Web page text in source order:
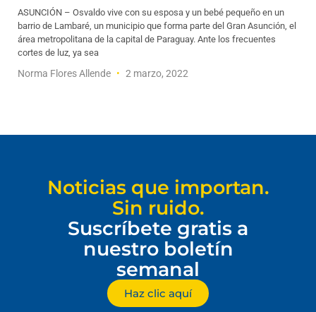
ASUNCIÓN – Osvaldo vive con su esposa y un bebé pequeño en un
barrio de Lambaré, un municipio que forma parte del Gran Asunción, el
área metropolitana de la capital de Paraguay. Ante los frecuentes
cortes de luz, ya sea
Norma Flores Allende 2 marzo, 2022
Noticias que importan.
Sin ruido.
Suscríbete gratis a
nuestro boletín
semanal
Haz clic aquí